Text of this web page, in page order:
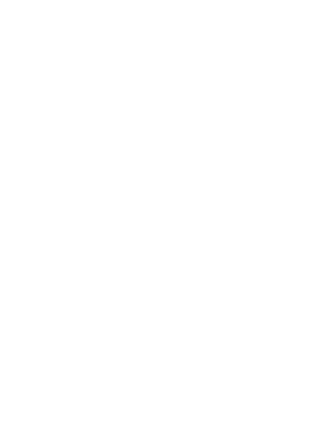
uit de stam van koning
Wat is de volledige en
Dat is de fase die
vleesgeworden Woord,
en de volheid van de
eniggeboren
Hij het volmaakte en
Vader. Met de zending van
van de Geest is voortaan
en al voltooid, ook al zal
in de loop der eeuwen